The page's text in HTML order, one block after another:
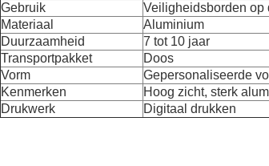
Gebruik
Veiligheidsborden op
Materiaal
Aluminium
Duurzaamheid
7 tot 10 jaar
Transportpakket
Doos
Vorm
Gepersonaliseerde
Kenmerken
Hoog zicht, sterk
Drukwerk
Digitaal drukken